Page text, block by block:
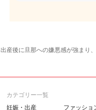
出産後に旦那への嫌悪感が強まり
カテゴリー一覧
妊娠・出産
ファッショ